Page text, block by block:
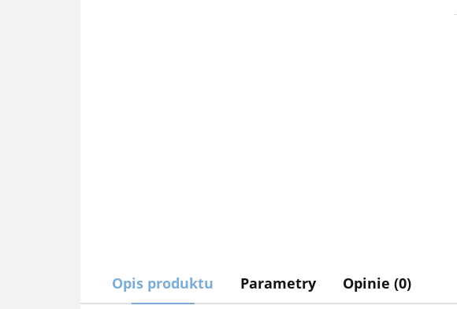
Opis produktu Parametry Opinie (0)